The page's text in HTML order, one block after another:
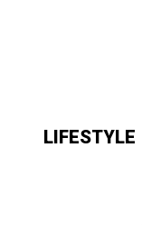
LIFESTYLE